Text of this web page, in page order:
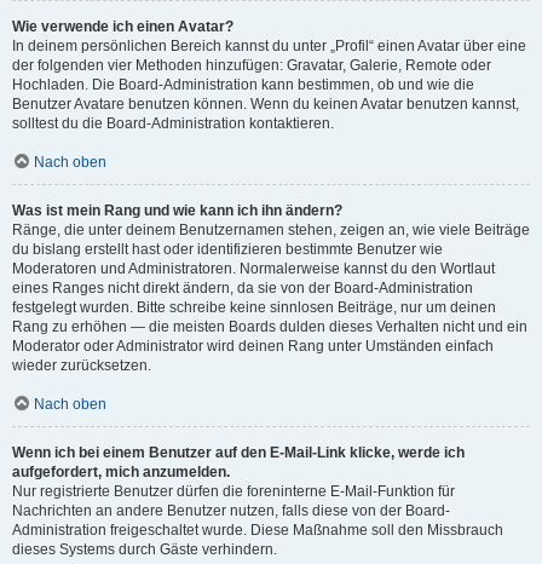
Wie verwende ich einen Avatar?
In deinem persönlichen Bereich kannst du unter „Profil“ einen Avatar über eine
der folgenden vier Methoden hinzufügen: Gravatar, Galerie, Remote oder
Hochladen. Die Board-Administration kann bestimmen, ob und wie die
Benutzer Avatare benutzen können. Wenn du keinen Avatar benutzen kannst,
solltest du die Board-Administration kontaktieren.
Nach oben
Was ist mein Rang und wie kann ich ihn ändern?
Ränge, die unter deinem Benutzernamen stehen, zeigen an, wie viele Beiträge
du bislang erstellt hast oder identifizieren bestimmte Benutzer wie
Moderatoren und Administratoren. Normalerweise kannst du den Wortlaut
eines Ranges nicht direkt ändern, da sie von der Board-Administration
festgelegt wurden. Bitte schreibe keine sinnlosen Beiträge, nur um deinen
Rang zu erhöhen — die meisten Boards dulden dieses Verhalten nicht und ein
Moderator oder Administrator wird deinen Rang unter Umständen einfach
wieder zurücksetzen.
Nach oben
Wenn ich bei einem Benutzer auf den E-Mail-Link klicke, werde ich
aufgefordert, mich anzumelden.
Nur registrierte Benutzer dürfen die foreninterne E-Mail-Funktion für
Nachrichten an andere Benutzer nutzen, falls diese von der Board-
Administration freigeschaltet wurde. Diese Maßnahme soll den Missbrauch
dieses Systems durch Gäste verhindern.